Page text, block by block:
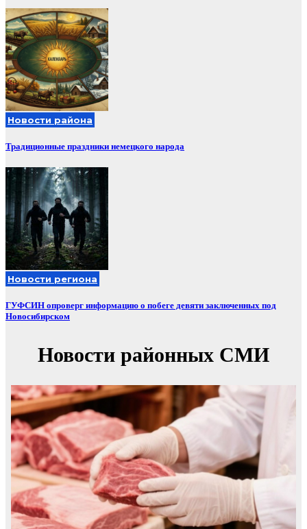
Новости района
Традиционные праздники немецкого народа
Новости региона
ГУФСИН опроверг информацию о побеге девяти заключенных под
Новосибирском